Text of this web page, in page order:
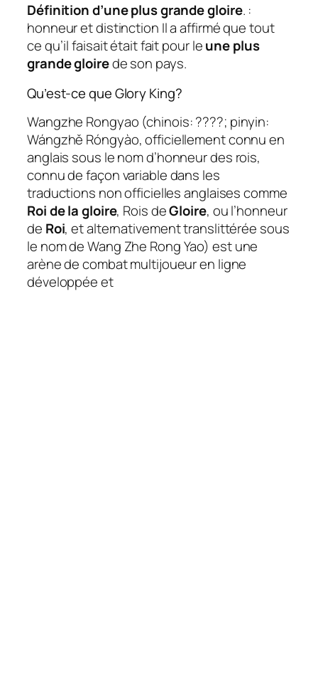
Définition d’une plus grande gloire. :
honneur et distinction Il a affirmé que tout
ce qu’il faisait était fait pour leune plus
grande gloirede son pays.
Qu’est-ce que Glory King?
Wangzhe Rongyao (chinois: ????; pinyin:
Wángzhě Róngyào, officiellement connu en
anglais sous le nom d’honneur des rois,
connu de façon variable dans les
traductions non officielles anglaises comme
Roi de la gloire, Rois deGloire, ou l’honneur
de Roi, et alternativement translittérée sous
le nom de Wang Zhe Rong Yao) est une
arène de combat multijoueur en ligne
développée et